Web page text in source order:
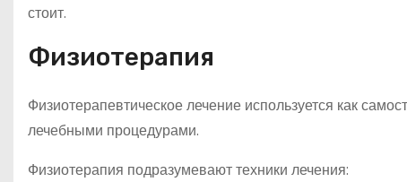
стоит.
Физиотерапия
Физиотерапевтическое лечение используется как
лечебными процедурами.
Физиотерапия подразумевают техники лечения: